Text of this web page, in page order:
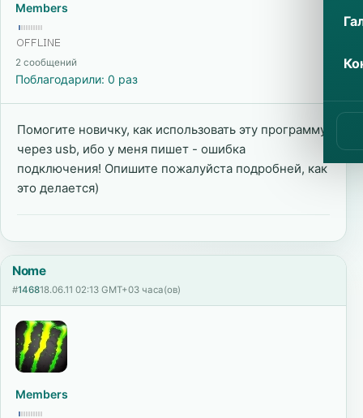
Members
2 сообщений
Поблагодарили: 0 раз
Помогите новичку, как использовать эту программу
через usb, ибо у меня пишет - ошибка
подключения! Опишите пожалуйста подробней, как
это делается)
Nome
#146818.06.11 02:13 GMT+03 часа(ов)
Members